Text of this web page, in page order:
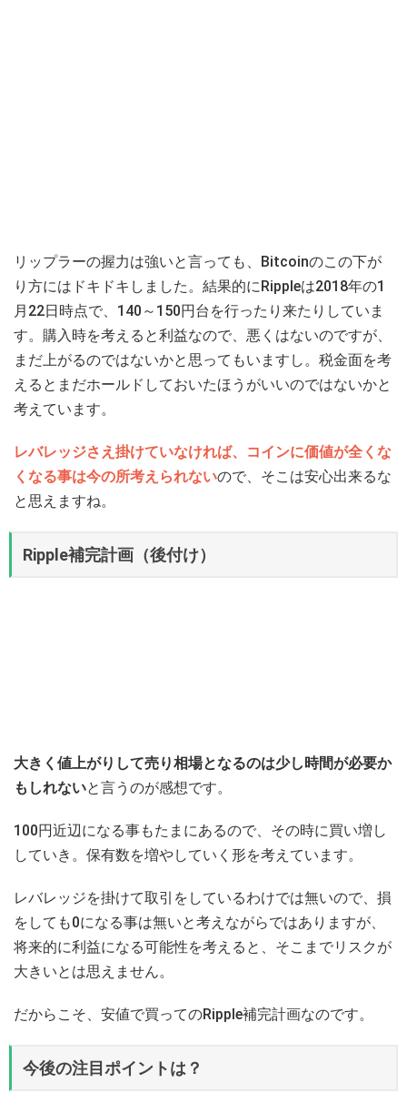
リップラーの握力は強いと言っても、Bitcoinのこの下が
り方にはドキドキしました。結果的にRippleは2018年の1
月22日時点で、140～150円台を行ったり来たりしていま
す。購入時を考えると利益なので、悪くはないのですが、
まだ上がるのではないかと思ってもいますし。税金面を考
えるとまだホールドしておいたほうがいいのではないかと
考えています。
レバレッジさえ掛けていなければ、コインに価値が全くな
くなる事は今の所考えられないので、そこは安心出来るな
と思えますね。
Ripple補完計画（後付け）
大きく値上がりして売り相場となるのは少し時間が必要か
もしれないと言うのが感想です。
100円近辺になる事もたまにあるので、その時に買い増し
していき。保有数を増やしていく形を考えています。
レバレッジを掛けて取引をしているわけでは無いので、損
をしても0になる事は無いと考えながらではありますが、
将来的に利益になる可能性を考えると、そこまでリスクが
大きいとは思えません。
だからこそ、安値で買ってのRipple補完計画なのです。
今後の注目ポイントは？